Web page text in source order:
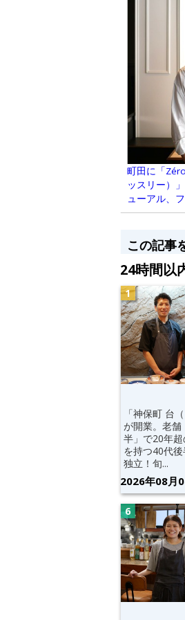
町田に「
ッスリー）
ューアル、
この記事
24時間以
「神保町 台
が開業。老舗
半」で20年
を持つ40代
独立！旬...
2026年08月